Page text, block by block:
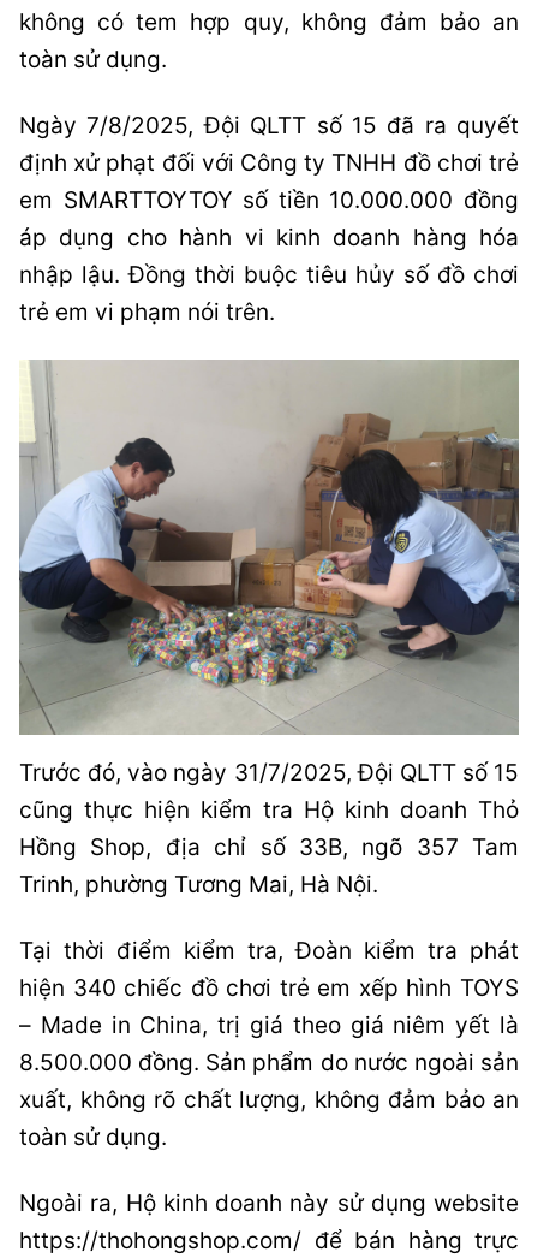
không có tem hợp quy, không đảm bảo an
toàn sử dụng.
Ngày 7/8/2025, Đội QLTT số 15 đã ra quyết
định xử phạt đối với Công ty TNHH đồ chơi trẻ
em SMARTTOYTOY số tiền 10.000.000 đồng
áp dụng cho hành vi kinh doanh hàng hóa
nhập lậu. Đồng thời buộc tiêu hủy số đồ chơi
trẻ em vi phạm nói trên.
Trước đó, vào ngày 31/7/2025, Đội QLTT số 15
cũng thực hiện kiểm tra Hộ kinh doanh Thỏ
Hồng Shop, địa chỉ số 33B, ngõ 357 Tam
Trinh, phường Tương Mai, Hà Nội.
Tại thời điểm kiểm tra, Đoàn kiểm tra phát
hiện 340 chiếc đồ chơi trẻ em xếp hình TOYS
– Made in China, trị giá theo giá niêm yết là
8.500.000 đồng. Sản phẩm do nước ngoài sản
xuất, không rõ chất lượng, không đảm bảo an
toàn sử dụng.
Ngoài ra, Hộ kinh doanh này sử dụng website
https://thohongshop.com/ để bán hàng trực